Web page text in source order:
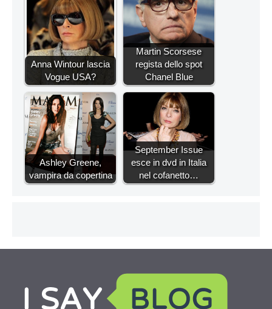
Anna Wintour lascia
Vogue USA?
Martin Scorsese
regista dello spot
Chanel Blue
Ashley Greene,
vampira da copertina
September Issue
esce in dvd in Italia
nel cofanetto…